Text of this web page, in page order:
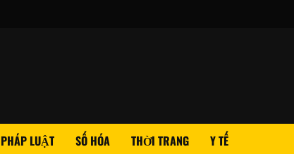
PHÁP LUẬT SỐ HÓA THỜI TRANG Y TẾ